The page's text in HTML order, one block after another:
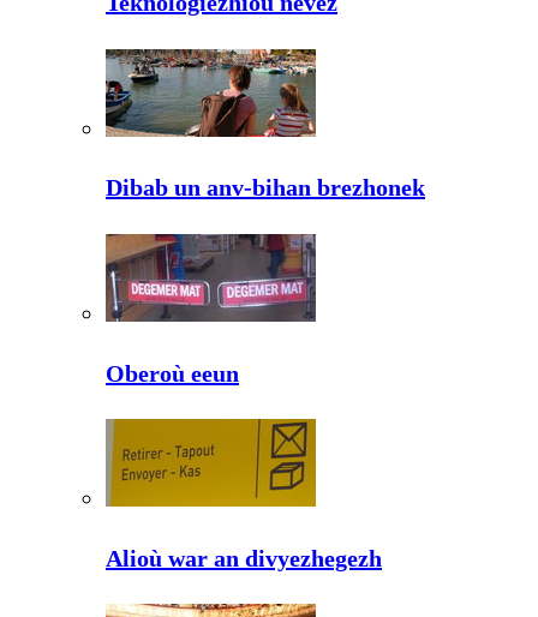
Dibab un anv-bihan brezhonek
Oberoù eeun
Alioù war an divyezhegezh